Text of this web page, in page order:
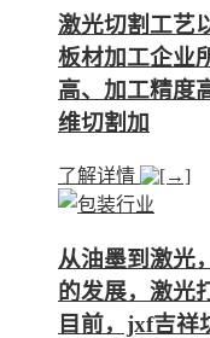
激光切割工艺
板材加工企业
高、加工精度
维切割加
了解详情
从油墨到激光
的发展，激光
目前，jxf吉祥